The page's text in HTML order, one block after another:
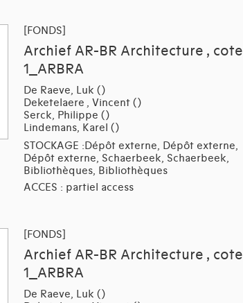
[FONDS]
Archief AR-BR Architecture , cote
1_ARBRA
De Raeve, Luk ()
Deketelaere , Vincent ()
Serck, Philippe ()
Lindemans, Karel ()
STOCKAGE :Dépôt externe, Dépôt externe,
Dépôt externe, Schaerbeek, Schaerbeek,
Bibliothèques, Bibliothèques
ACCES : partiel access
[FONDS]
Archief AR-BR Architecture , cote
1_ARBRA
De Raeve, Luk ()